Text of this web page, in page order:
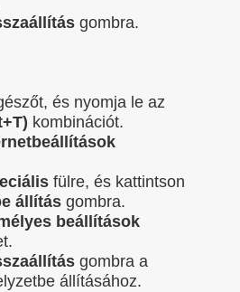
gombra.
és nyomja le az
kombinációt.
fülre, és kattintson
állítás gombra.
beállítások
gombra a
állításához.